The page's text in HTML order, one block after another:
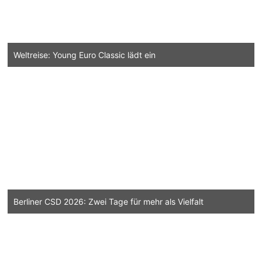
Weltreise: Young Euro Classic lädt ein
Berliner CSD 2026: Zwei Tage für mehr als Vielfalt